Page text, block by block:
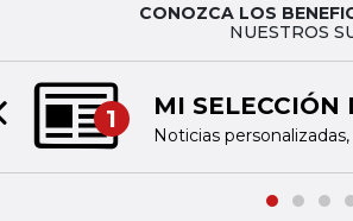
CONOZCA LOS
NUESTROS
de interés
Previous slide